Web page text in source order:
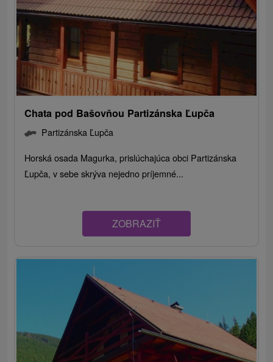
Chata pod Bašovňou Partizánska Ľupča
Partizánska Ľupča
Horská osada Magurka, prislúchajúca obci Partizánska
Ľupča, v sebe skrýva nejedno príjemné...
ZOBRAZIŤ